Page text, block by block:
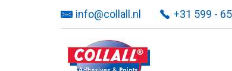
info@collall.nl +31 599 -